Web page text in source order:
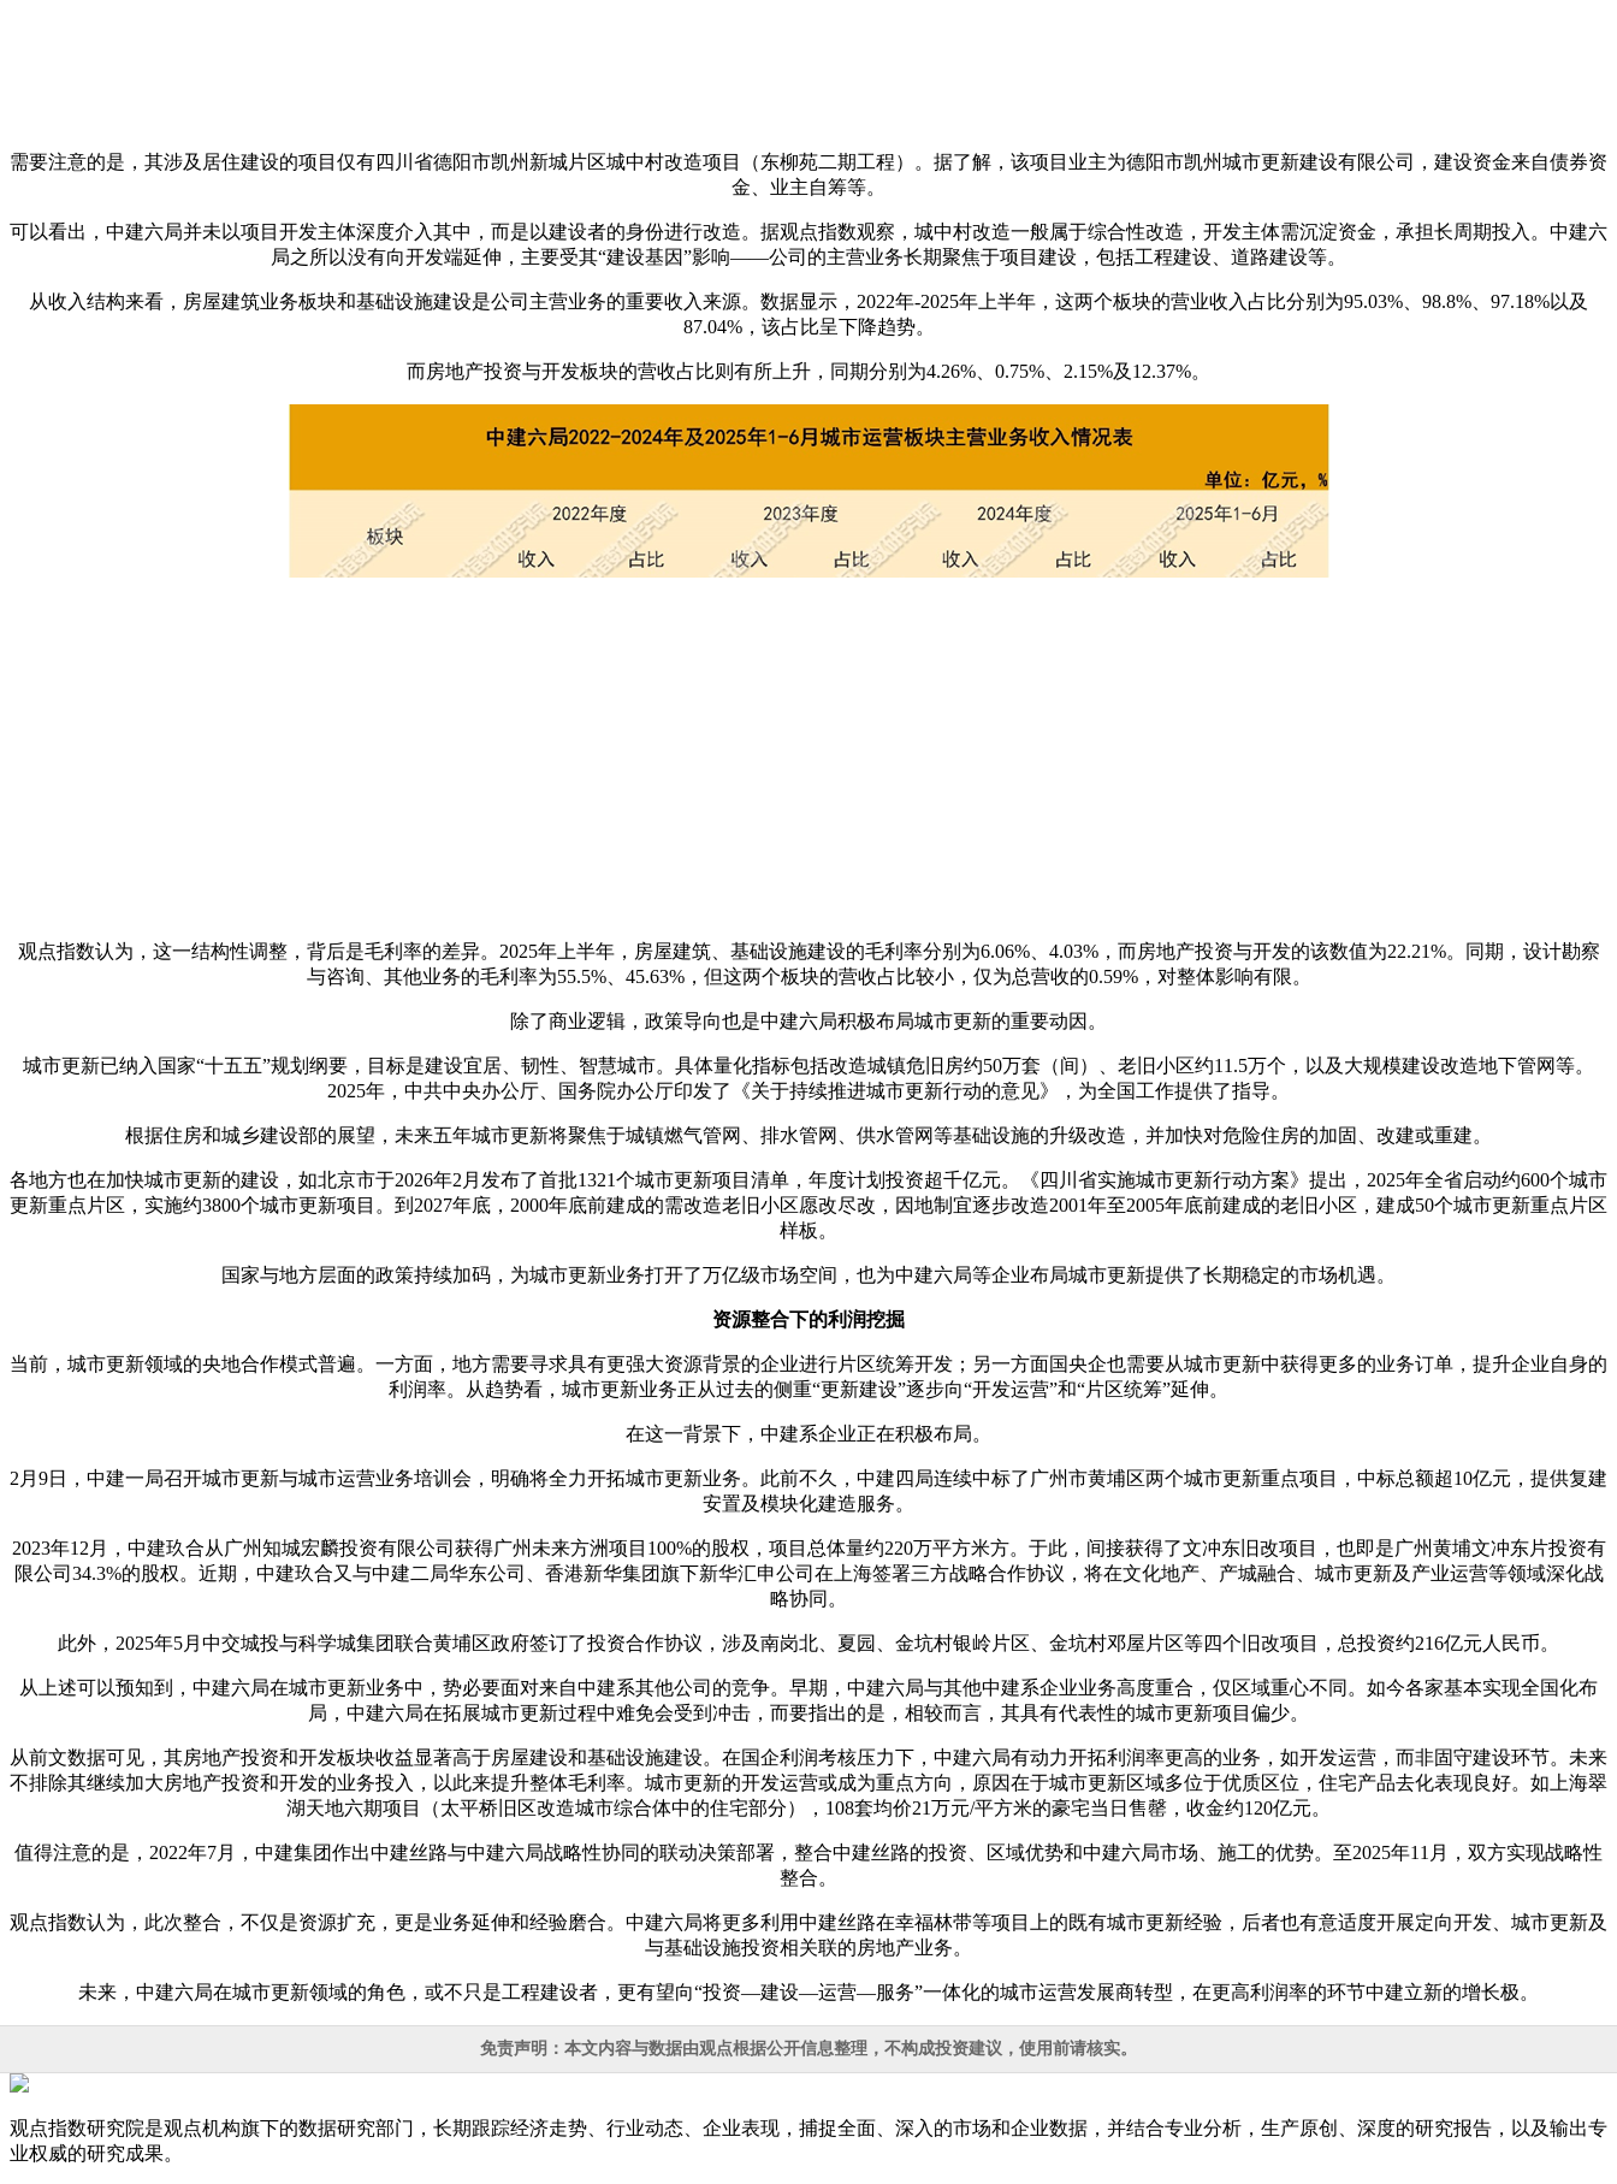
需要注意的是，其涉及居住建设的项目仅有四川省德阳市凯州新城片区城中村改造项目（东柳苑二期工程）。据了解，该项目业主为德阳市凯州城市更新建设有限公司，建设资金来自债券资
金、业主自筹等。
可以看出，中建六局并未以项目开发主体深度介入其中，而是以建设者的身份进行改造。据观点指数观察，城中村改造一般属于综合性改造，开发主体需沉淀资金，承担长周期投入。中建六
局之所以没有向开发端延伸，主要受其“建设基因”影响——公司的主营业务长期聚焦于项目建设，包括工程建设、道路建设等。
从收入结构来看，房屋建筑业务板块和基础设施建设是公司主营业务的重要收入来源。数据显示，2022年-2025年上半年，这两个板块的营业收入占比分别为95.03%、98.8%、97.18%以及
87.04%，该占比呈下降趋势。
而房地产投资与开发板块的营收占比则有所上升，同期分别为4.26%、0.75%、2.15%及12.37%。
观点指数认为，这一结构性调整，背后是毛利率的差异。2025年上半年，房屋建筑、基础设施建设的毛利率分别为6.06%、4.03%，而房地产投资与开发的该数值为22.21%。同期，设计勘察
与咨询、其他业务的毛利率为55.5%、45.63%，但这两个板块的营收占比较小，仅为总营收的0.59%，对整体影响有限。
除了商业逻辑，政策导向也是中建六局积极布局城市更新的重要动因。
城市更新已纳入国家“十五五”规划纲要，目标是建设‌宜居、韧性、智慧城市‌。具体量化指标包括改造城镇危旧房约50万套（间）、老旧小区约11.5万个，以及大规模建设改造地下管网等。
2025年，中共中央办公厅、国务院办公厅印发了《关于持续推进城市更新行动的意见》，为全国工作提供了指导。‌
根据住房和城乡建设部的展望，未来五年城市更新将聚焦于‌城镇燃气管网、排水管网、供水管网等基础设施的升级改造‌，并加快对‌危险住房的加固、改建或重建‌。
各地方也在加快城市更新的建设，如北京市于2026年2月发布了首批1321个城市更新项目清单‌，年度计划投资超千亿元。《四川省实施城市更新行动方案》提出，2025年全省启动约600个城市
更新重点片区，实施约3800个城市更新项目。到2027年底，2000年底前建成的需改造老旧小区愿改尽改，因地制宜逐步改造2001年至2005年底前建成的老旧小区，建成50个城市更新重点片区
样板。
国家与地方层面的政策持续加码，为城市更新业务打开了万亿级市场空间，也为中建六局等企业布局城市更新提供了长期稳定的市场机遇。
资源整合下的利润挖掘
当前，城市更新领域的央地合作模式普遍。一方面，地方需要寻求具有更强大资源背景的企业进行片区统筹开发；另一方面国央企也需要从城市更新中获得更多的业务订单，提升企业自身的
利润率。从趋势看，城市更新业务正从过去的侧重“更新建设”逐步向“开发运营”和“片区统筹”延伸。
在这一背景下，中建系企业正在积极布局。
2月9日，中建一局召开城市更新与城市运营业务培训会，明确将全力开拓城市更新业务。此前不久，中建四局连续中标了广州市黄埔区两个城市更新重点项目，中标总额超10亿元，提供复建
安置及模块化建造服务。
2023年12月，中建玖合从广州知城宏麟投资有限公司获得广州未来方洲项目100%的股权，项目总体量约220万平方米方。于此，间接获得了文冲东旧改项目，也即是广州黄埔文冲东片投资有
限公司34.3%的股权。近期，中建玖合又与中建二局华东公司、香港新华集团旗下新华汇申公司在上海签署三方战略合作协议，将在文化地产、产城融合、城市更新及产业运营等领域深化战
略协同。
此外，2025年5月中交城投与科学城集团联合黄埔区政府签订了投资合作协议，涉及南岗北、夏园、金坑村银岭片区、金坑村邓屋片区等四个旧改项目，总投资约216亿元人民币。
从上述可以预知到，中建六局在城市更新业务中，势必要面对来自中建系其他公司的竞争。早期，中建六局与其他中建系企业业务高度重合，仅区域重心不同。如今各家基本实现全国化布
局，中建六局在拓展城市更新过程中难免会受到冲击，而要指出的是，相较而言，其具有代表性的城市更新项目偏少。
从前文数据可见，其房地产投资和开发板块收益显著高于房屋建设和基础设施建设。在国企利润考核压力下，中建六局有动力开拓利润率更高的业务，如开发运营，而非固守建设环节。未来
不排除其继续加大房地产投资和开发的业务投入，以此来提升整体毛利率。城市更新的开发运营或成为重点方向，原因在于城市更新区域多位于优质区位，住宅产品去化表现良好。如上海翠
湖天地六期项目（太平桥旧区改造城市综合体中的住宅部分），108套均价21万元/平方米的豪宅当日售罄，收金约120亿元。
值得注意的是，2022年7月，中建集团作出中建丝路与中建六局战略性协同的联动决策部署，整合中建丝路的投资、区域优势和中建六局市场、施工的优势。至2025年11月，双方实现战略性
整合。
观点指数认为，此次整合，不仅是资源扩充，更是业务延伸和经验磨合。中建六局将更多利用中建丝路在幸福林带等项目上的既有城市更新经验，后者也有意适度开展定向开发、城市更新及
与基础设施投资相关联的房地产业务。
未来，中建六局在城市更新领域的角色，或不只是工程建设者，更有望向“投资—建设—运营—服务”一体化的城市运营发展商转型，在更高利润率的环节中建立新的增长极。
免责声明：本文内容与数据由观点根据公开信息整理，不构成投资建议，使用前请核实。
观点指数研究院是观点机构旗下的数据研究部门，长期跟踪经济走势、行业动态、企业表现，捕捉全面、深入的市场和企业数据，并结合专业分析，生产原创、深度的研究报告，以及输出专
业权威的研究成果。